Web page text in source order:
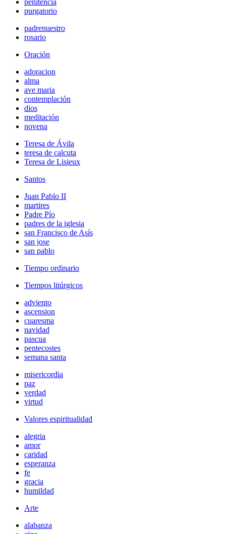
penitencia
purgatorio
padrenuestro
rosario
Oración
adoracion
alma
ave maria
contemplación
dios
meditación
novena
Teresa de Ávila
teresa de calcuta
Teresa de Lisieux
Santos
Juan Pablo II
martires
Padre Pío
padres de la iglesia
san Francisco de Asís
san jose
san pablo
Tiempo ordinario
Tiempos litúrgicos
adviento
ascension
cuaresma
navidad
pascua
pentecostes
semana santa
misericordia
paz
verdad
virtud
Valores espiritualidad
alegria
amor
caridad
esperanza
fe
gracia
humildad
Arte
alabanza